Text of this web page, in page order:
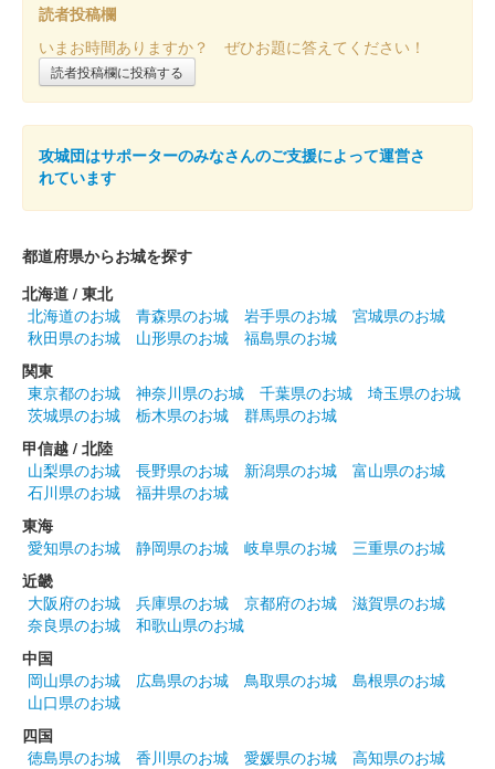
箕輪城 登城記念証
群馬戦国御城印サミットで先行販売された後、ふれあい市が開催
されているときだけ販売可能。
箕輪城 登城記念証
長野氏業版
群馬戦国御城印サミットで先行販売された後、ふれあい市が開催
箕輪城 登城記念証 長野業正版
されているときだけ販売可能。
箕輪城 登城記念証
長野方業版
群馬戦国御城印サミットで先行販売された後、ふれあい市が開催
されているときだけ販売可能。
箕輪城 登城記念証 滝川一益版
されているときだけ販売可能。
箕輪城 登城記念証 北条氏邦版
読者投稿欄
いまお時間ありますか？ ぜひお題に答えてください！
読者投稿欄に投稿する
攻城団はサポーターのみなさんのご支援によって運営さ
れています
都道府県からお城を探す
北海道 / 東北
北海道のお城
青森県のお城 岩手県のお城
宮城県のお城
秋田県のお城
山形県のお城
福島県のお城
関東
東京都のお城
神奈川県のお城 千葉県のお城
埼玉県のお城
茨城県のお城
栃木県のお城
群馬県のお城
甲信越 / 北陸
山梨県のお城
長野県のお城 新潟県のお城
富山県のお城
石川県のお城
福井県のお城
東海
愛知県のお城
静岡県のお城 岐阜県のお城
三重県のお城
近畿
大阪府のお城
兵庫県のお城 京都府のお城
滋賀県のお城
奈良県のお城
和歌山県のお城
中国
岡山県のお城
広島県のお城 鳥取県のお城
島根県のお城
山口県のお城
四国
徳島県のお城
香川県のお城 愛媛県のお城
高知県のお城